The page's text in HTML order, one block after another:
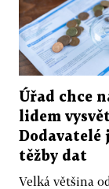
Úřad chce
lidem
Dodavatelé
těžby dat
Velká většina